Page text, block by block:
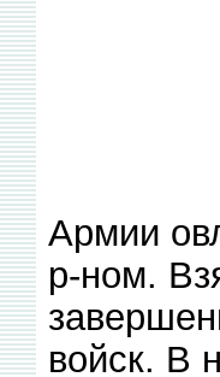
Армии
р-ном.
войск. В